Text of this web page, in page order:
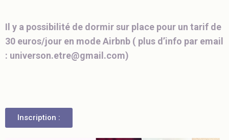
Il y a possibilité de dormir sur place pour un tarif de
30 euros/jour en mode Airbnb ( plus d’info par email
: universon.etre@gmail.com)
Inscription :